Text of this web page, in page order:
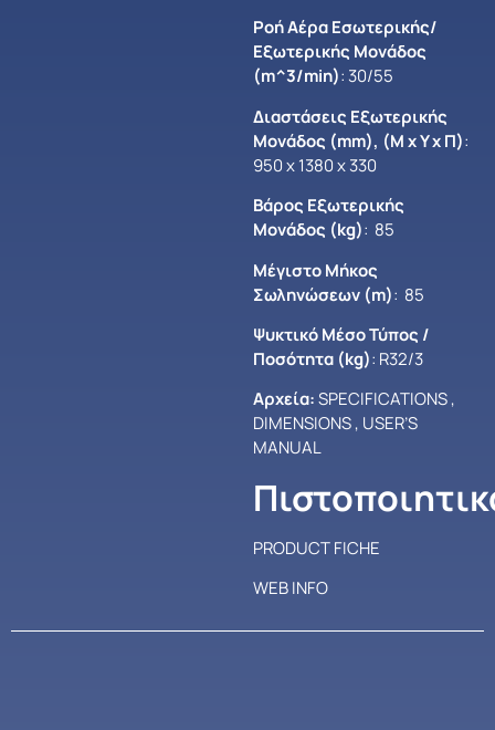
Ροή Αέρα Εσωτερικής/
Εξωτερικής Μονάδος
(m^3/min): 30/55
Διαστάσεις Εξωτερικής
Μονάδος (mm), (Μ x Y x Π):
950 x 1380 x 330
Βάρος Εξωτερικής
Μονάδος (kg): 85
Μέγιστο Mήκος
Σωληνώσεων (m): 85
Ψυκτικό Μέσο Τύπος /
Ποσότητα (kg): R32/3
Αρχεία:SPECIFICATIONS,
DIMENSIONS, USER’S
MANUAL
PRODUCT FICHE
WEB INFO